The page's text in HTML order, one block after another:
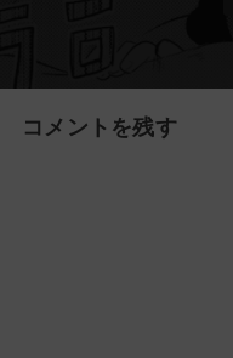
コメントを残す